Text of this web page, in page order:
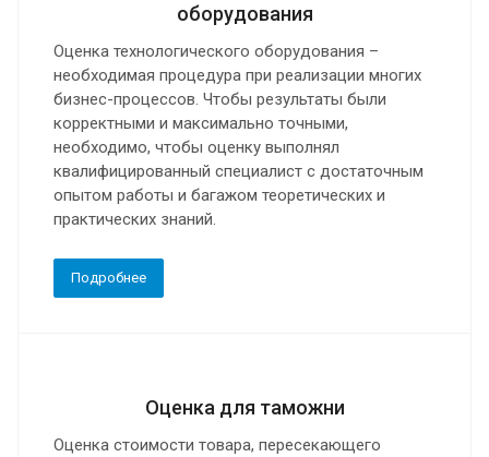
оборудования
Оценка технологического оборудования –
необходимая процедура при реализации многих
бизнес-процессов. Чтобы результаты были
корректными и максимально точными,
необходимо, чтобы оценку выполнял
квалифицированный специалист с достаточным
опытом работы и багажом теоретических и
практических знаний.
Подробнее
Оценка для таможни
Оценка стоимости товара, пересекающего